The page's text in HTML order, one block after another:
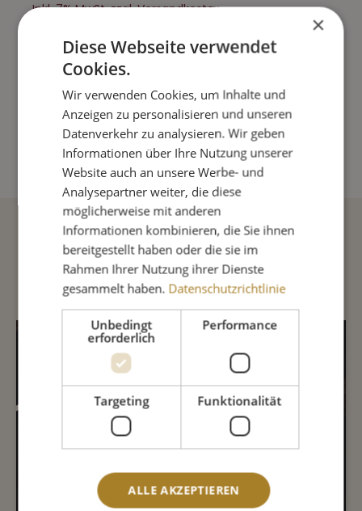
Inkl. 7% MwSt. zzgl. Versandkosten
Sofort lieferbarLieferung in 1-3 Tage
Produkt Anzahl: Gib den
IN DEN WARENKORB
Beschreibung
INHALTSSTOFFE
68,5%13% 5,4
×
Diese Webseite verwendet
Cookies.
Wir verwenden Cookies, um Inhalte und
Anzeigen zu personalisieren und unseren
Datenverkehr zu analysieren. Wir geben
Informationen über Ihre Nutzung unserer
Website auch an unsere Werbe- und
Analysepartner weiter, die diese
möglicherweise mit anderen
Informationen kombinieren, die Sie ihnen
bereitgestellt haben oder die sie im
Rahmen Ihrer Nutzung ihrer Dienste
gesammelt haben. Datenschutzrichtlinie
Unbedingt
erforderlich
Performance
Targeting Funktionalität
ALLE AKZEPTIEREN